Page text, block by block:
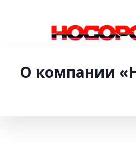
О компании